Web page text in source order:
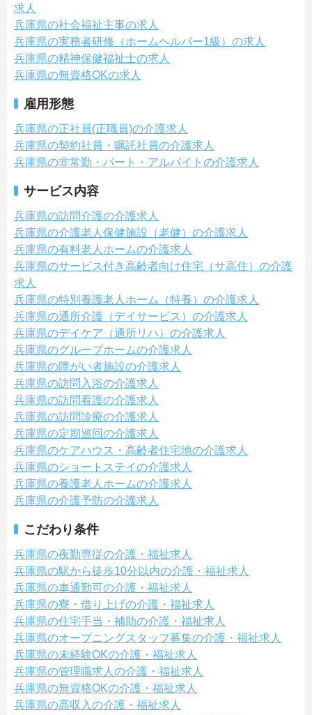
求人
兵庫県の社会福祉主事の求人
兵庫県の実務者研修（ホームヘルパー1級）の求人
兵庫県の精神保健福祉士の求人
兵庫県の無資格OKの求人
雇用形態
兵庫県の正社員(正職員)の介護求人
兵庫県の契約社員・嘱託社員の介護求人
兵庫県の非常勤・パート・アルバイトの介護求人
サービス内容
兵庫県の訪問介護の介護求人
兵庫県の介護老人保健施設（老健）の介護求人
兵庫県の有料老人ホームの介護求人
兵庫県のサービス付き高齢者向け住宅（サ高住）の介護
求人
兵庫県の特別養護老人ホーム（特養）の介護求人
兵庫県の通所介護（デイサービス）の介護求人
兵庫県のデイケア（通所リハ）の介護求人
兵庫県のグループホームの介護求人
兵庫県の障がい者施設の介護求人
兵庫県の訪問入浴の介護求人
兵庫県の訪問看護の介護求人
兵庫県の訪問診療の介護求人
兵庫県の定期巡回の介護求人
兵庫県のケアハウス・高齢者住宅地の介護求人
兵庫県のショートステイの介護求人
兵庫県の養護老人ホームの介護求人
兵庫県の介護予防の介護求人
こだわり条件
兵庫県の夜勤専従の介護・福祉求人
兵庫県の駅から徒歩10分以内の介護・福祉求人
兵庫県の車通勤可の介護・福祉求人
兵庫県の寮・借り上げの介護・福祉求人
兵庫県の住宅手当・補助の介護・福祉求人
兵庫県のオープニングスタッフ募集の介護・福祉求人
兵庫県の未経験OKの介護・福祉求人
兵庫県の管理職求人の介護・福祉求人
兵庫県の無資格OKの介護・福祉求人
兵庫県の高収入の介護・福祉求人